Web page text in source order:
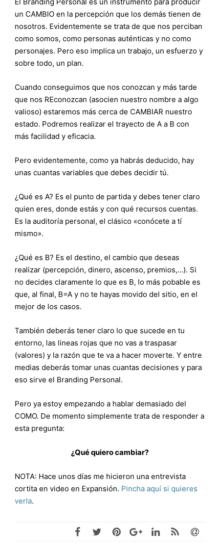
un CAMBIO en la percepción que los demás tienen de
nosotros. Evidentemente se trata de que nos perciban
como somos, como personas auténticas y no como
personajes. Pero eso implica un trabajo, un esfuerzo y
sobre todo, un plan.
Cuando conseguimos que nos conozcan y más tarde
que nos REconozcan (asocien nuestro nombre a algo
valioso) estaremos más cerca de CAMBIAR nuestro
estado. Podremos realizar el trayecto de A a B con
más facilidad y eficacia.
Pero evidentemente, como ya habrás deducido, hay
unas cuantas variables que debes decidir tú.
¿Qué es A? Es el punto de partida y debes tener claro
quien eres, donde estás y con qué recursos cuentas.
Es la auditoría personal, el clásico «conócete a tí
mismo».
¿Qué es B? Es el destino, el cambio que deseas
realizar (percepción, dinero, ascenso, premios,…). Si
no decides claramente lo que es B, lo más pobable es
que, al final, B=A y no te hayas movido del sitio, en el
mejor de los casos.
También deberás tener claro lo que sucede en tu
entorno, las lineas rojas que no vas a traspasar
(valores) y la razón que te va a hacer moverte. Y entre
medias deberás tomar unas cuantas decisiones y para
eso sirve el Branding Personal.
Pero ya estoy empezando a hablar demasiado del
COMO. De momento simplemente trata de responder a
esta pregunta:
¿Qué quiero cambiar?
NOTA: Hace unos días me hicieron una entrevista
cortita en video en Expansión. Pincha aquí si quieres
verla.